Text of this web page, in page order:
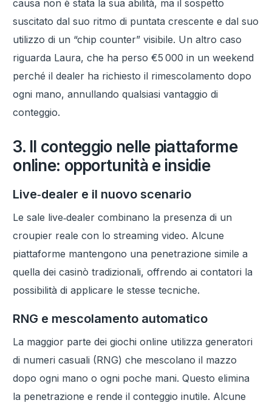
causa non è stata la sua abilità, ma il sospetto
suscitato dal suo ritmo di puntata crescente e dal suo
utilizzo di un “chip counter” visibile. Un altro caso
riguarda Laura, che ha perso €5 000 in un weekend
perché il dealer ha richiesto il rimescolamento dopo
ogni mano, annullando qualsiasi vantaggio di
conteggio.
3. Il conteggio nelle piattaforme
online: opportunità e insidie
Live‑dealer e il nuovo scenario
Le sale live‑dealer combinano la presenza di un
croupier reale con lo streaming video. Alcune
piattaforme mantengono una penetrazione simile a
quella dei casinò tradizionali, offrendo ai contatori la
possibilità di applicare le stesse tecniche.
RNG e mescolamento automatico
La maggior parte dei giochi online utilizza generatori
di numeri casuali (RNG) che mescolano il mazzo
dopo ogni mano o ogni poche mani. Questo elimina
la penetrazione e rende il conteggio inutile. Alcune